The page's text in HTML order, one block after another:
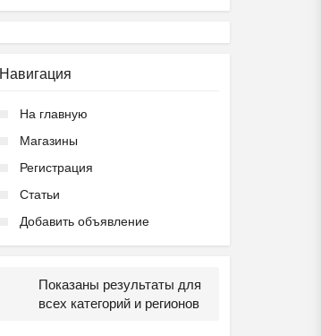
Навигация
На главную
Магазины
Регистрация
Статьи
Добавить объявление
Показаны результаты для
всех категорий и регионов